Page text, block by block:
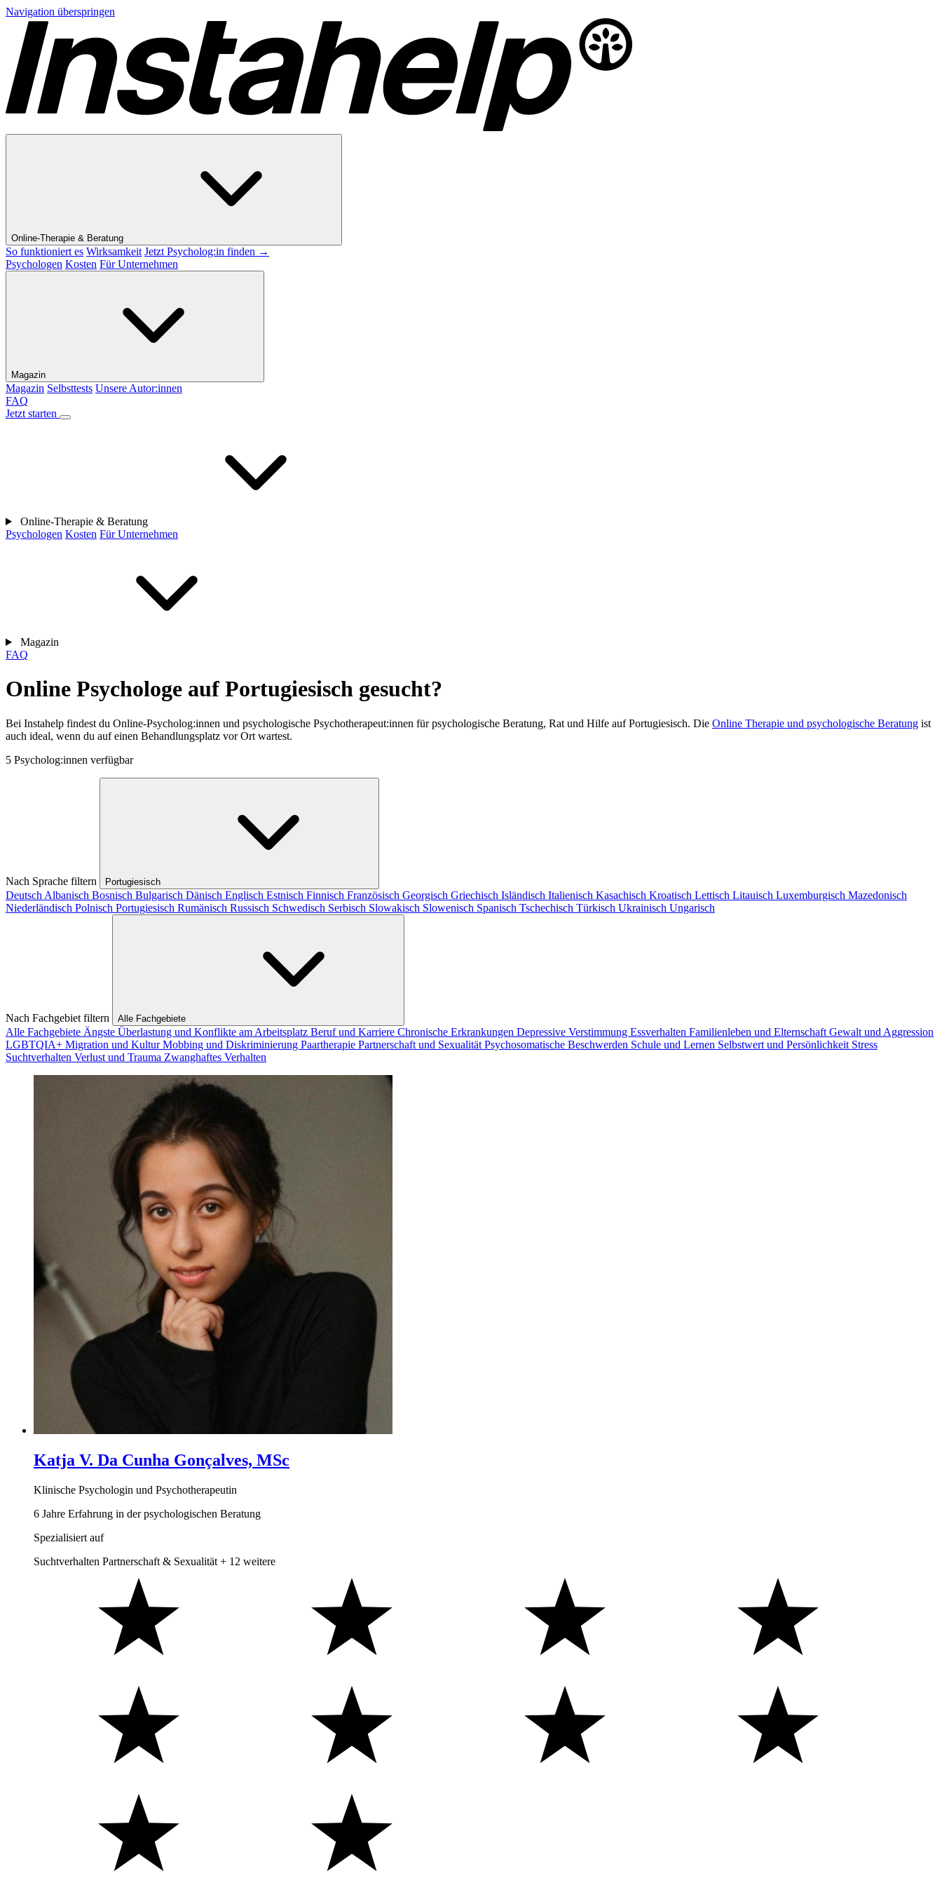
Navigation überspringen
Online-Therapie & Beratung
So funktioniert es Wirksamkeit Jetzt Psycholog:in finden →
Psychologen Kosten Für Unternehmen
Magazin
Magazin Selbsttests Unsere Autor:innen
FAQ
Jetzt starten
Online-Therapie & Beratung
Psychologen Kosten Für Unternehmen
Magazin
FAQ
Online Psychologe auf Portugiesisch gesucht?
Bei Instahelp findest du Online-Psycholog:innen und psychologische Psychotherapeut:innen für psychologische Beratung, Rat und Hilfe auf Portugiesisch. Die Online Therapie und psychologische Beratung ist
auch ideal, wenn du auf einen Behandlungsplatz vor Ort wartest.
5 Psycholog:innen verfügbar
Nach Sprache filtern Portugiesisch
Deutsch Albanisch Bosnisch Bulgarisch Dänisch Englisch Estnisch Finnisch Französisch Georgisch Griechisch Isländisch Italienisch Kasachisch Kroatisch Lettisch Litauisch Luxemburgisch Mazedonisch
Niederländisch Polnisch Portugiesisch Rumänisch Russisch Schwedisch Serbisch Slowakisch Slowenisch Spanisch Tschechisch Türkisch Ukrainisch Ungarisch
Nach Fachgebiet filtern Alle Fachgebiete
Alle Fachgebiete Ängste Überlastung und Konflikte am Arbeitsplatz Beruf und Karriere Chronische Erkrankungen Depressive Verstimmung Essverhalten Familienleben und Elternschaft Gewalt und Aggression
LGBTQIA+ Migration und KulturMobbing und Diskriminierung Paartherapie Partnerschaft und Sexualität Psychosomatische Beschwerden Schule und Lernen Selbstwert und Persönlichkeit Stress
Suchtverhalten Verlust und Trauma Zwanghaftes Verhalten
Katja V. Da Cunha Gonçalves, MSc
Klinische Psychologin und Psychotherapeutin
6 Jahre Erfahrung in der psychologischen Beratung
Spezialisiert auf
Suchtverhalten Partnerschaft & Sexualität + 12 weitere